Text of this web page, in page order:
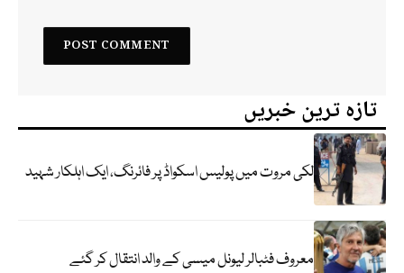
تازہ ترین خبریں
لکی مروت میں پولیس اسکواڈ پر فائرنگ، ایک اہلکار شہید
معروف فٹبالر لیونل میسی کے والد انتقال کر گئے